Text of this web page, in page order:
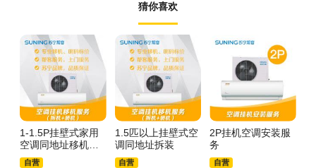
猜你喜欢
1-1.5P挂壁式家用
空调同地址移机拆
装服务
自营
1.5匹以上挂壁式空
调同地址拆装
自营
2P挂机空调安装服
务
自营